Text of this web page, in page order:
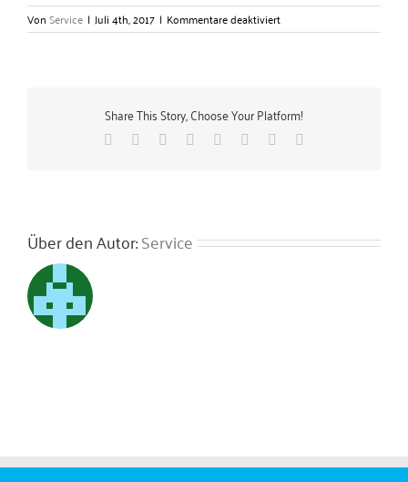
VonService | Juli 4th, 2017 | Kommentare deaktiviertfür
Tropf-
GmbH
Share This Story, Choose Your Platform!
Facebook Reddit LinkedIn
TumblrPinterest
Über den Autor:Service